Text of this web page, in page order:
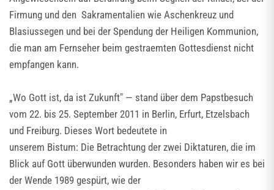
Firmung und den Sakramentalien wie Aschenkreuz und
Blasiussegen und bei der Spendung der Heiligen Kommunion,
die man am Fernseher beim gestraemten Gottesdienst nicht
empfangen kann.
„Wo Gott ist, da ist Zukunft" — stand über dem Papstbesuch
vom 22. bis 25. September 2011 in Berlin, Erfurt, Etzelsbach
und Freiburg. Dieses Wort bedeutete in
unserem Bistum: Die Betrachtung der zwei Diktaturen, die im
Blick auf Gott überwunden wurden. Besonders haben wir es bei
der Wende 1989 gespürt, wie der